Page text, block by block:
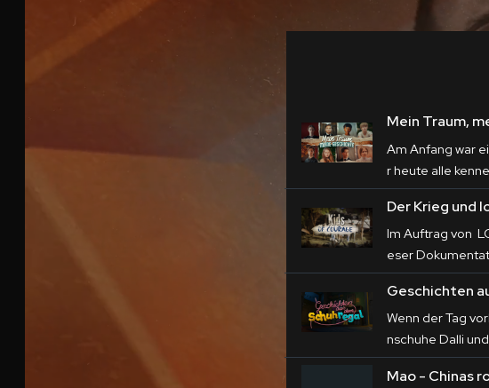
Mein Traum,
Am Anfang war
r heute alle
Der Krieg und
Im Auftrag von
eser
Geschichten
Wenn der Tag
nschuhe Dalli
Mao - Chinas